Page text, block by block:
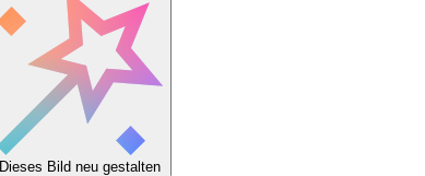
Dieses Bild neu gestalten